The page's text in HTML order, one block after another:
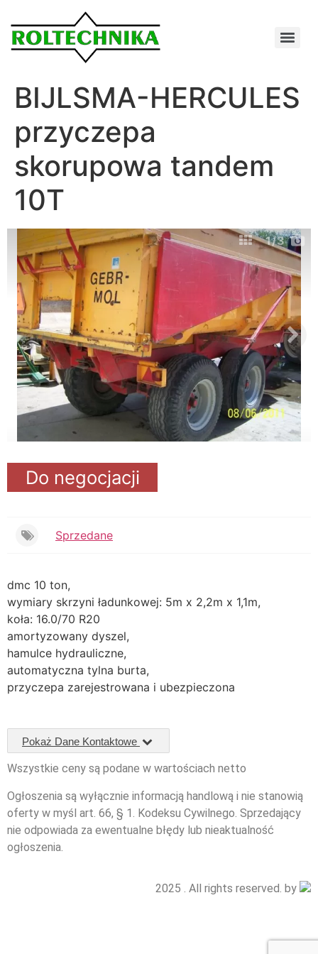
BIJLSMA-HERCULES
przyczepa
skorupowa tandem
10T
1/3
Do negocjacji
Sprzedane
dmc 10 ton,
wymiary skrzyni ładunkowej: 5m x 2,2m x 1,1m,
koła: 16.0/70 R20
amortyzowany dyszel,
hamulce hydrauliczne,
automatyczna tylna burta,
przyczepa zarejestrowana i ubezpieczona
Pokaż Dane Kontaktowe
Wszystkie ceny są podane w wartościach netto
Ogłoszenia są wyłącznie informacją handlową i nie stanowią
oferty w myśl art. 66, § 1. Kodeksu Cywilnego. Sprzedający
nie odpowiada za ewentualne błędy lub nieaktualność
ogłoszenia.
2025 . All rights reserved. by